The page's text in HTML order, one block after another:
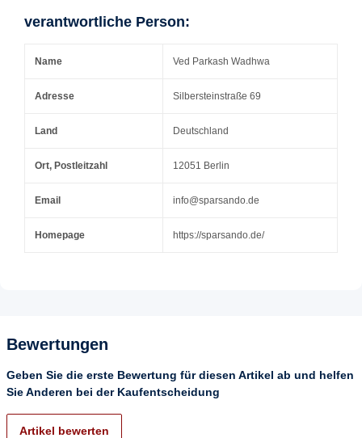
verantwortliche Person:
Name Ved Parkash Wadhwa
Adresse Silbersteinstraße 69
Land Deutschland
Ort, Postleitzahl 12051 Berlin
Email info@sparsando.de
Homepage https://sparsando.de/
Bewertungen
Geben Sie die erste Bewertung für diesen Artikel ab und helfen
Sie Anderen bei der Kaufentscheidung
Artikel bewerten